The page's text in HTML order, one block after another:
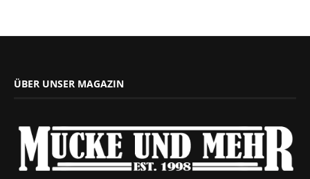
ÜBER UNSER MAGAZIN